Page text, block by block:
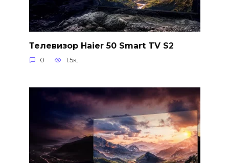
Телевизор Haier 50 Smart TV S2
0 1.5к.